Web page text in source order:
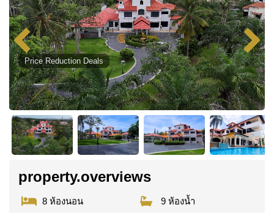
Price Reduction Deals
property.overviews
8 ห้องนอน
9 ห้องน้ำ